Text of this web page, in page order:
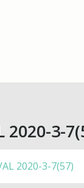
2020-3-
2020-3-7(57)